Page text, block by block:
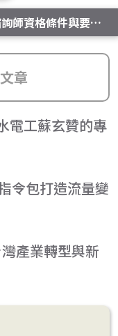
下一篇： 醫美諮詢師資格條件與要證照嗎? 工作內容與入行必備知識
章
電工蘇玄贊的專
令包打造流量變
產業轉型與新